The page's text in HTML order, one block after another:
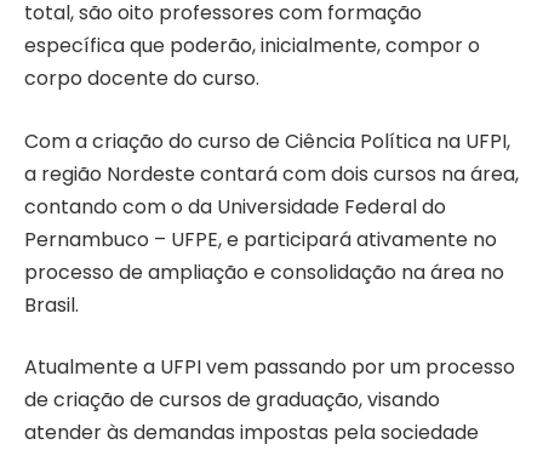
total, são oito professores com formação
específica que poderão, inicialmente, compor o
corpo docente do curso.
Com a criação do curso de Ciência Política na UFPI,
a região Nordeste contará com dois cursos na área,
contando com o da Universidade Federal do
Pernambuco – UFPE, e participará ativamente no
processo de ampliação e consolidação na área no
Brasil.
Atualmente a UFPI vem passando por um processo
de criação de cursos de graduação, visando
atender às demandas impostas pela sociedade